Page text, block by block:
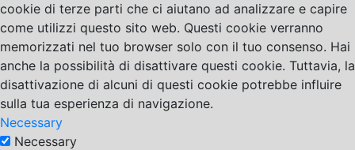
cookie di terze parti che ci aiutano ad analizzare e capire
come utilizzi questo sito web. Questi cookie verranno
memorizzati nel tuo browser solo con il tuo consenso. Hai
anche la possibilità di disattivare questi cookie. Tuttavia, la
disattivazione di alcuni di questi cookie potrebbe influire
sulla tua esperienza di navigazione.
Necessary
Necessary